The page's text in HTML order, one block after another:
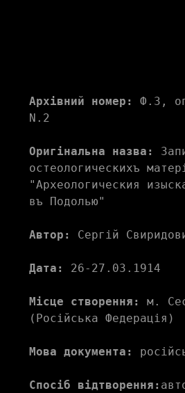
Архівний номер:
Ф.3,
N.2
Оригінальна назва:
остеологическихъ
"Археологическия
въ Подолью"
Автор: Сергій
Дата: 26-27.03.1914
Місце створення:
м.
(Російська Федерація)
Мова документа:
Спосіб відтворення: